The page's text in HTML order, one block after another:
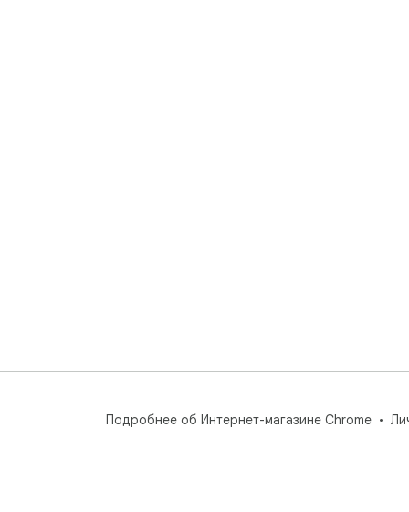
Подробнее об Интернет-магазине Chrome